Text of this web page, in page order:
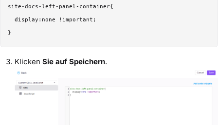
site-docs-left-panel-container{
  display:none !important;
Klicken Sie auf Speichern.